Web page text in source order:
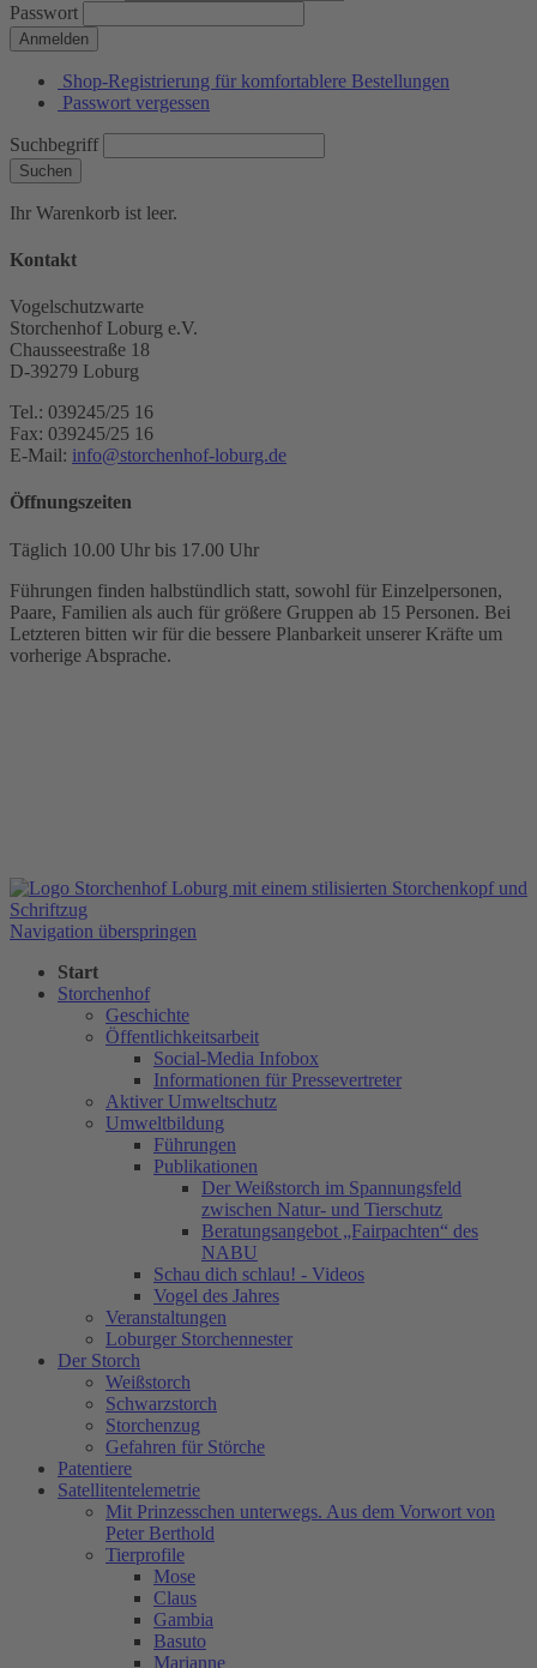
Passwort
Anmelden
Shop-Registrierung für komfortablere Bestellungen
Passwort vergessen
Suchbegriff
Suchen
Ihr Warenkorb ist leer.
Kontakt
Vogelschutzwarte
Storchenhof Loburg e.V.
Chausseestraße 18
D-39279 Loburg
Tel.: 039245/25 16
Fax: 039245/25 16
E-Mail: info@storchenhof-loburg.de
Öffnungszeiten
Täglich 10.00 Uhr bis 17.00 Uhr
Führungen finden halbstündlich statt, sowohl für Einzelpersonen,
Paare, Familien als auch für größere Gruppen ab 15 Personen. Bei
Letzteren bitten wir für die bessere Planbarkeit unserer Kräfte um
vorherige Absprache.
Navigation überspringen
Start
Storchenhof
Geschichte
Öffentlichkeitsarbeit
Social-Media Infobox
Informationen für Pressevertreter
Aktiver Umweltschutz
Umweltbildung
Führungen
Publikationen
Der Weißstorch im Spannungsfeld
zwischen Natur- und Tierschutz
Beratungsangebot „Fairpachten“ des
NABU
Schau dich schlau! - Videos
Vogel des Jahres
Veranstaltungen
Loburger Storchennester
Der Storch
Weißstorch
Schwarzstorch
Storchenzug
Gefahren für Störche
Patentiere
Satellitentelemetrie
Mit Prinzesschen unterwegs. Aus dem Vorwort von
Peter Berthold
Tierprofile
Mose
Claus
Gambia
Basuto
Marianne